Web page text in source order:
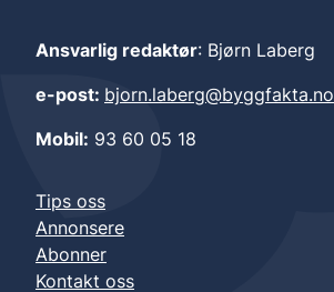
Ansvarlig redaktør: Bjørn Laberg
e-post: bjorn.laberg@byggfakta.no
Mobil: 93 60 05 18
Tips oss
Annonsere
Abonner
Kontakt oss